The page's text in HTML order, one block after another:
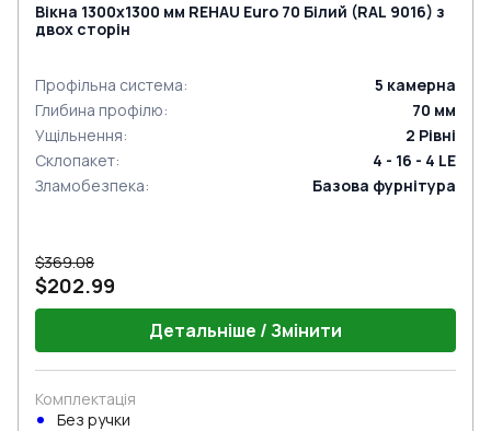
Вікна 1300x1300 мм REHAU Euro 70 Білий (RAL 9016) з
двох сторін
Профільна система: 5 камерна
Глибина профілю: 70 мм
Ущільнення: 2 Рівні
Склопакет:
4 - 16 - 4 LE
Зламобезпека: Базова фурнітура
$369.08
$202.99
Детальніше / Змінити
Комплектація
Без ручки